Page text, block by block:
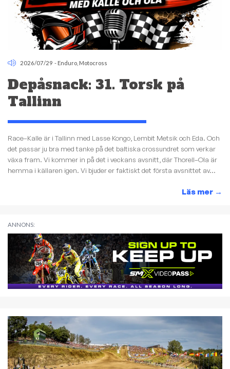
2026/07/29 - Enduro Motocross
Depåsnack: 31. Torsk på
Tallinn
Race–Kalle är i Tallinn med Lasse Kongo, Lembit Metsik och Eda. Och
det passar ju bra med tanke på det baltiska crossundret som verkar
växa fram. Vi kommer in på det i veckans avsnitt, där Thorell–Ola är
hemma i källaren igen. Vi bjuder er faktiskt det första avsnittet av...
Läs mer →
ANNONS: